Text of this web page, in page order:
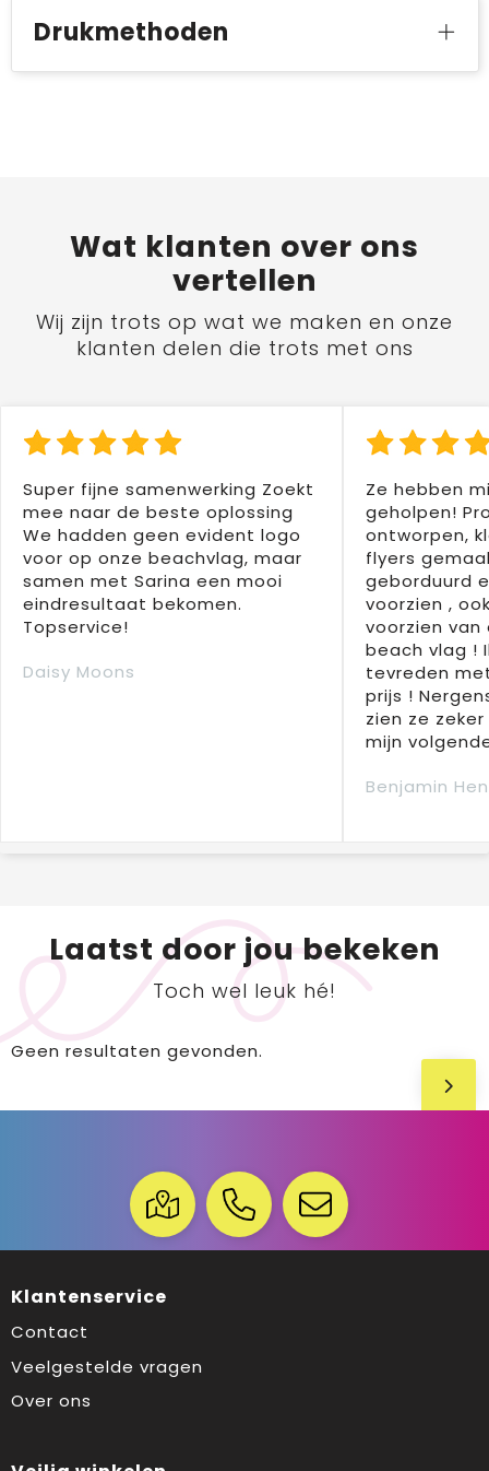
Drukmethoden
Wat klanten over ons
vertellen
Wij zijn trots op wat we maken en onze
klanten delen die trots met ons
Super fijne samenwerking Zoekt
mee naar de beste oplossing
We hadden geen evident logo
voor op onze beachvlag, maar
samen met Sarina een mooi
eindresultaat bekomen.
Topservice!
Daisy Moons
Ze hebben
geholpen!
ontworpen,
flyers
geborduurd
voorzien ,
voorzien
beach vlag !
tevreden
prijs !
zien ze
mijn
Benjamin
Laatst door jou bekeken
Toch wel leuk hé!
Geen resultaten gevonden.
Klantenservice
Contact
Veelgestelde vragen
Over ons